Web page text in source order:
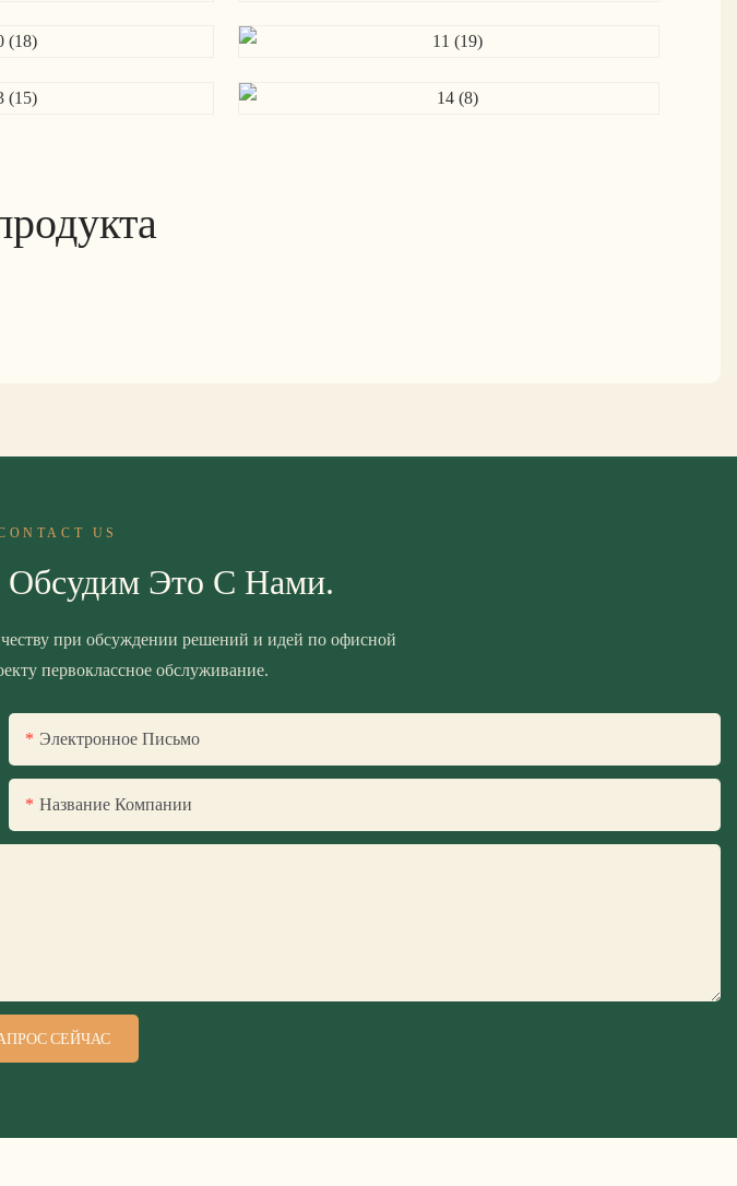
US
Обсудим Это С Нами.
при обсуждении решений и идей по офисной
первоклассное обслуживание.
Электронное Письмо
Название Компании
СЕЙЧАС